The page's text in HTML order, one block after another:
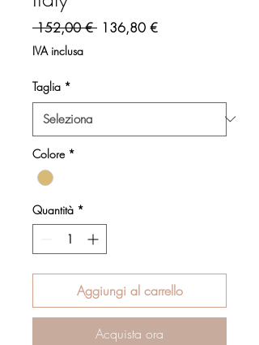
152,00 € Prezzo regolare
136,80 €Prezzo scontato
IVA inclusa
Taglia *
Colore *
Quantità *
Aggiungi al carrello
Acquista ora